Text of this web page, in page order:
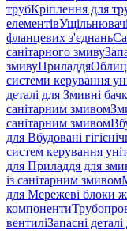
трубКріплення для
елементів
фланцевих з'єднань
санітарного змиву
змивуПриладдя
системи керування
деталі для Змивні
санітарним змивом
санітарним змивом
для Вбудовані
систем керування
для Приладдя для
із санітарним змивом
для Мережеві блоки
компоненти
вентиліЗапасні